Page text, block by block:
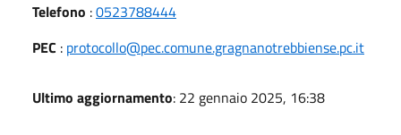
Telefono :0523788444
PEC : protocollo@pec.comune.gragnanotrebbiense.pc.it
Ultimo aggiornamento: 22 gennaio 2025, 16:38